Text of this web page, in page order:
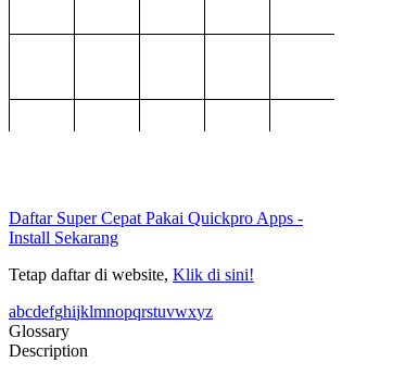
Daftar Super Cepat Pakai Quickpro Apps -
Install Sekarang
Tetap daftar di website, Klik di sini!
abcdefghijklmnopqrstuvwxyz
Glossary
Description